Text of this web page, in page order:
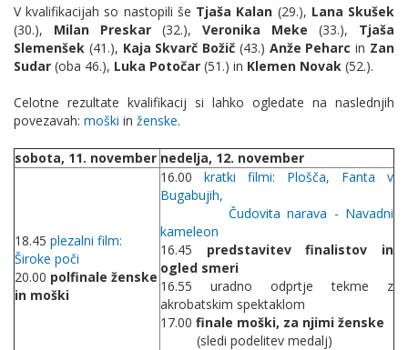
V kvalifikacijah so nastopili še Tjaša Kalan (29.), Lana Skušek
(30.), Milan Preskar (32.), Veronika Meke (33.), Tjaša
Slemenšek (41.), Kaja Skvarč Božič (43.) Anže Peharc in Zan
Sudar (oba 46.), Luka Potočar (51.) in Klemen Novak (52.).
Celotne rezultate kvalifikacij si lahko ogledate na naslednjih
povezavah: moški in ženske.
sobota, 11. november nedelja, 12. november
18.45 plezalni film:
Široke poči
20.00 polfinale ženske
in moški
16.00 kratki filmi: Plošča, Fanta v
Bugabujih,
Čudovita narava - Navadni
kameleon
16.45 predstavitev finalistov in
ogled smeri
16.55 uradno odprtje tekme z
akrobatskim spektaklom
17.00 finale moški, za njimi ženske
(sledi podelitev medalj)